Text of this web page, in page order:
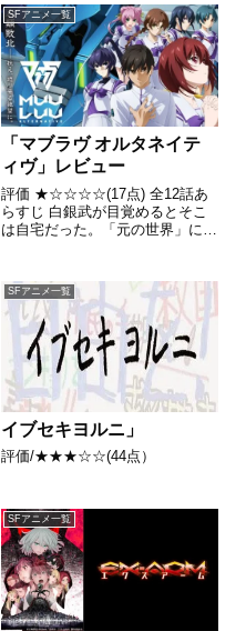
国の皇帝になるハメになった。た
だ普通の人間でいることを望む陳
俊だったが、帝国にいる1.2メー
トルの女将軍パンドラ...
SFアニメ一覧
「マブラヴ オルタネイテ
ィヴ」レビュー
評価 ★☆☆☆☆(17点) 全12話あ
らすじ 白銀武が目覚めるとそこ
は自宅だった。「元の世界」に戻
がっていた。引用- Wikipedia
SFアニメ一覧
イブセキヨルニ」
評価/★★★☆☆(44点）
SFアニメ一覧